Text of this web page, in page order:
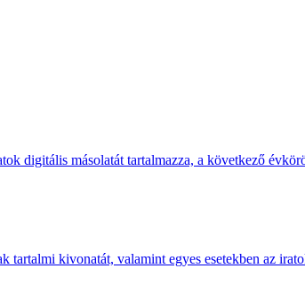
digitális másolatát tartalmazza, a következő
tartalmi kivonatát, valamint egyes esetekben az